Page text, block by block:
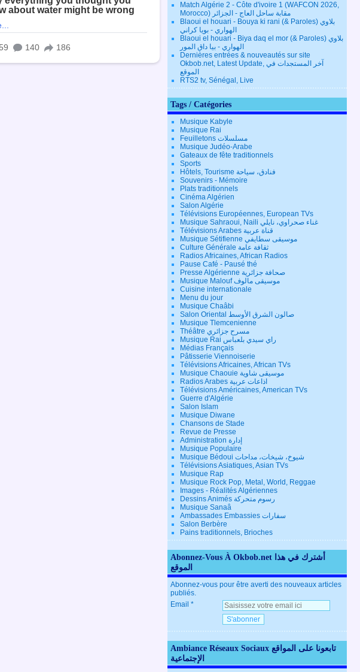
Match Algérie 2 - Côte d'ivoire 1 (WAFCON 2026,
Morocco) مقابة ساحل العاج - الجزائر
Blaoui el houari - Bouya ki rani (& Paroles) بلاوي
الهواري - بويا كراني
Blaoui el houari - Biya daq el mor (& Paroles) بلاوي
الهواري - بيا داق المور
Dernières entrées & nouveautés sur site
Okbob.net, Latest Update, آخر المستجدات في
الموقع
RTS2 tv, Sénégal, Live
Tags / Catégories
Musique Kabyle
Musique Rai
Feuilletons مسلسلات
Musique Judéo-Arabe
Gateaux de fête traditionnels
Sports
Hôtels, Tourisme فنادق، سياحة
Souvenirs - Mémoire
Plats traditionnels
Cinéma Algérien
Salon Algérie
Télévisions Européennes, European TVs
Musique Sahraoui, Naili غناء صحراوي، نايلي
Télévisions Arabes قناة عربية
Musique Sétifienne موسيقى سطايفي
Culture Générale ثقافة عامة
Radios Africaines, African Radios
Pause Café - Pausé thé
Presse Algérienne صحافة جزائرية
Musique Malouf موسيقى مالوف
Cuisine internationale
Menu du jour
Musique Chaâbi
Salon Oriental صالون الشرق الأوسط
Musique Tlemcenienne
Théâtre مسرح جزائري
Musique Rai راي سيدي بلعباس
Médias Français
Pâtisserie Viennoiserie
Télévisions Africaines, African TVs
Musique Chaouie موسيقى شاوية
Radios Arabes اذاعات عربية
Télévisions Américaines, American TVs
Guerre d'Algérie
Salon Islam
Musique Diwane
Chansons de Stade
Revue de Presse
Administration إدارة
Musique Populaire
Musique Bédoui شيوخ، شيخات، مداحات
Télévisions Asiatiques, Asian TVs
Musique Rap
Musique Rock Pop, Metal, World, Reggae
Images - Réalités Algériennes
Dessins Animés رسوم متحركة
Musique Sanaâ
Ambassades Embassies سفارات
Salon Berbère
Pains traditionnels, Brioches
Abonnez-Vous À Okbob.net أشترك في هذا
الموقع
Abonnez-vous pour être averti des nouveaux articles
publiés.
Email
Ambiance Réseaux Sociaux تابعونا على المواقع
الإجتماعية